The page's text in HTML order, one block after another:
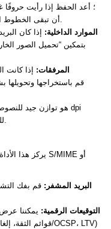
أن تبقى الخطوط القابلة للاقتباس والقواعد64 على حالها).
الموارد الداخلية: إذا كان
بتمكين “تحميل الصور
المرفقات: إذا كانت
للخطوط الصغيرة، الطوابع، أو التوقيعات.
يركز هذا
البريد المشفر: قم بفك
التوقيعات الرقمية: يمكننا